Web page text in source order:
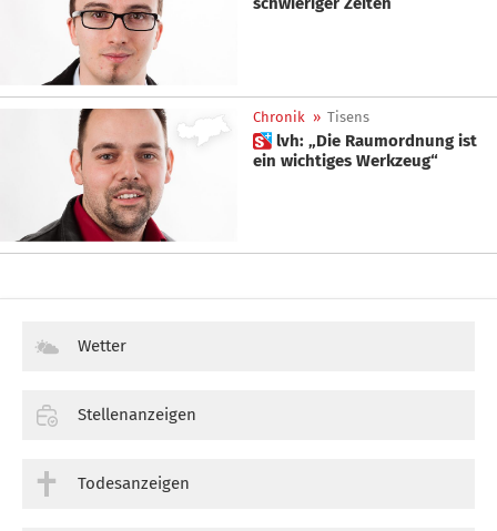
Chronik » Tisens
 lvh: „Die Raumordnung ist
ein wichtiges Werkzeug“
Wetter
Stellenanzeigen
Todesanzeigen